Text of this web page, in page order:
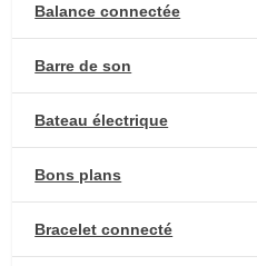
Balance connectée
Barre de son
Bateau électrique
Bons plans
Bracelet connecté